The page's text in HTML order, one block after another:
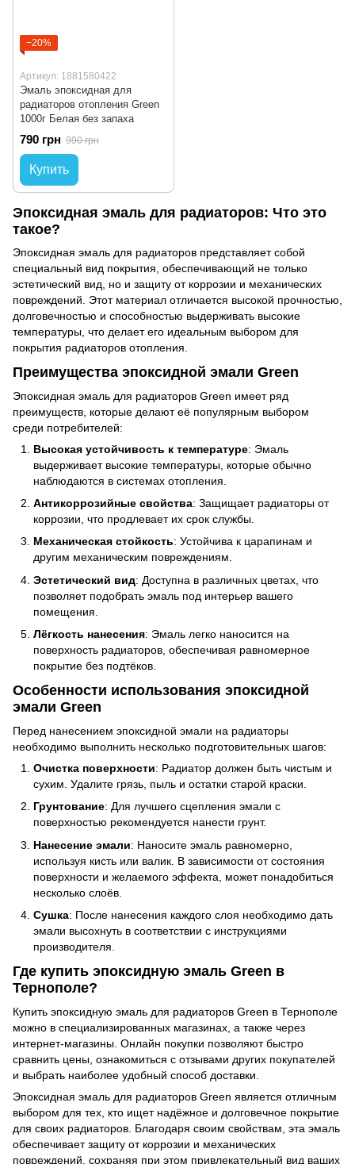
−20%
Артикул: 1881580422
Эмаль эпоксидная для
радиаторов отопления Green
1000г Белая без запаха
790 грн 990 грн
Купить
Эпоксидная эмаль для радиаторов: Что это
такое?
Эпоксидная эмаль для радиаторов представляет собой
специальный вид покрытия, обеспечивающий не только
эстетический вид, но и защиту от коррозии и механических
повреждений. Этот материал отличается высокой прочностью,
долговечностью и способностью выдерживать высокие
температуры, что делает его идеальным выбором для
покрытия радиаторов отопления.
Преимущества эпоксидной эмали Green
Эпоксидная эмаль для радиаторов Green имеет ряд
преимуществ, которые делают её популярным выбором
среди потребителей:
Высокая устойчивость к температуре: Эмаль
выдерживает высокие температуры, которые обычно
наблюдаются в системах отопления.
Антикоррозийные свойства: Защищает радиаторы от
коррозии, что продлевает их срок службы.
Механическая стойкость: Устойчива к царапинам и
другим механическим повреждениям.
Эстетический вид: Доступна в различных цветах, что
позволяет подобрать эмаль под интерьер вашего
помещения.
Лёгкость нанесения: Эмаль легко наносится на
поверхность радиаторов, обеспечивая равномерное
покрытие без подтёков.
Особенности использования эпоксидной
эмали Green
Перед нанесением эпоксидной эмали на радиаторы
необходимо выполнить несколько подготовительных шагов:
Очистка поверхности: Радиатор должен быть чистым и
сухим. Удалите грязь, пыль и остатки старой краски.
Грунтование: Для лучшего сцепления эмали с
поверхностью рекомендуется нанести грунт.
Нанесение эмали: Наносите эмаль равномерно,
используя кисть или валик. В зависимости от состояния
поверхности и желаемого эффекта, может понадобиться
несколько слоёв.
Сушка: После нанесения каждого слоя необходимо дать
эмали высохнуть в соответствии с инструкциями
производителя.
Где купить эпоксидную эмаль Green в
Тернополе?
Купить эпоксидную эмаль для радиаторов Green в Тернополе
можно в специализированных магазинах, а также через
интернет-магазины. Онлайн покупки позволяют быстро
сравнить цены, ознакомиться с отзывами других покупателей
и выбрать наиболее удобный способ доставки.
Эпоксидная эмаль для радиаторов Green является отличным
выбором для тех, кто ищет надёжное и долговечное покрытие
для своих радиаторов. Благодаря своим свойствам, эта эмаль
обеспечивает защиту от коррозии и механических
повреждений, сохраняя при этом привлекательный вид ваших